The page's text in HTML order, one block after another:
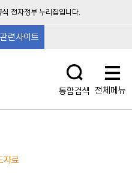
전자정부 누리집입니다.
관련사이트
통합검색 전체메뉴
자료